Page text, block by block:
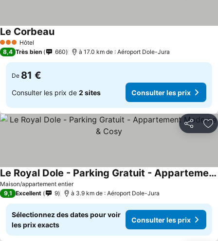
3 ÉtoilesHôtel
Le Corbeau
8,4 Très bien 660 à 17.0 km de : Aéroport Dole-Jura
De 81 €
Consulter les prix de 2 sites Consulter les prix
Partager
Maison/appartement entier
Le Royal Dole - Parking Gratuit - Appartement Moderne & Cosy
9,1 Excellent 9 à 3.9 km de : Aéroport Dole-Jura
Sélectionnez des dates pour voir
les prix exacts
Consulter les prix